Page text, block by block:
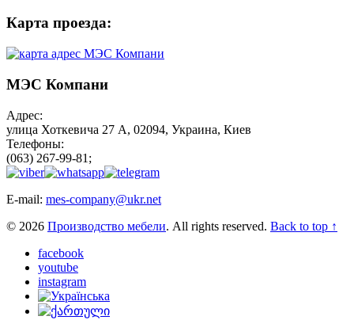
Карта проезда:
МЭС Компани
Адрес:
улица Хоткевича 27 А, 02094, Украина, Киев
Телефоны:
(063) 267-99-81;
E-mail: mes-company@ukr.net
© 2026 Производство мебели. All rights reserved. Back to top ↑
facebook
youtube
instagram